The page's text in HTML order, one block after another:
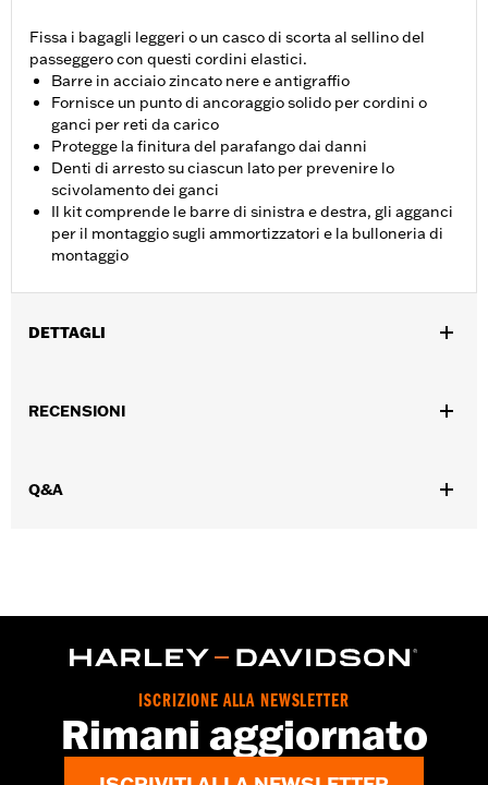
Fissa i bagagli leggeri o un casco di scorta al sellino del
passeggero con questi cordini elastici.
Barre in acciaio zincato nere e antigraffio
Fornisce un punto di ancoraggio solido per cordini o
ganci per reti da carico
Protegge la finitura del parafango dai danni
Denti di arresto su ciascun lato per prevenire lo
scivolamento dei ganci
Il kit comprende le barre di sinistra e destra, gli agganci
per il montaggio sugli ammortizzatori e la bulloneria di
montaggio
DETTAGLI
Istruzioni di installazione
Contenuto della confezione:
Barra sinistra e destra, attacchi
RECENSIONI
Q&A
ISCRIZIONE ALLA NEWSLETTER
Rimani aggiornato